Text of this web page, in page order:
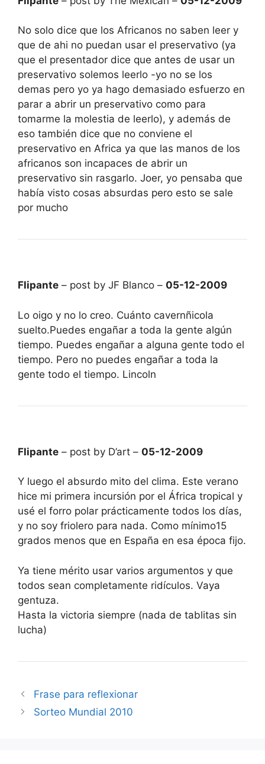
No solo dice que los Africanos no saben leer y
que de ahi no puedan usar el preservativo (ya
que el presentador dice que antes de usar un
preservativo solemos leerlo -yo no se los
demas pero yo ya hago demasiado esfuerzo en
parar a abrir un preservativo como para
tomarme la molestia de leerlo), y además de
eso también dice que no conviene el
preservativo en Africa ya que las manos de los
africanos son incapaces de abrir un
preservativo sin rasgarlo. Joer, yo pensaba que
había visto cosas absurdas pero esto se sale
por mucho
Flipante – post by JF Blanco – 05-12-2009
Lo oigo y no lo creo. Cuánto cavernñicola
suelto.Puedes engañar a toda la gente algún
tiempo. Puedes engañar a alguna gente todo el
tiempo. Pero no puedes engañar a toda la
gente todo el tiempo. Lincoln
Flipante – post by D’art – 05-12-2009
Y luego el absurdo mito del clima. Este verano
hice mi primera incursión por el África tropical y
usé el forro polar prácticamente todos los días,
y no soy friolero para nada. Como mínimo15
grados menos que en España en esa época fijo.
Ya tiene mérito usar varios argumentos y que
todos sean completamente ridículos. Vaya
gentuza.
Hasta la victoria siempre (nada de tablitas sin
lucha)
Frase para reflexionar
Sorteo Mundial 2010